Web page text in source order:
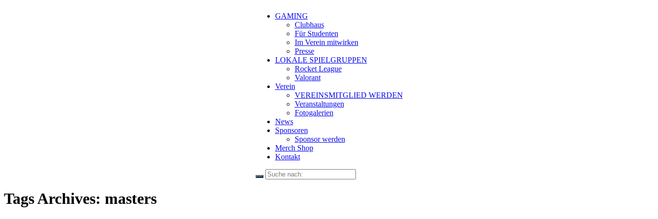
GAMING
Clubhaus
Für Studenten
Im Verein mitwirken
Presse
LOKALE SPIELGRUPPEN
Rocket League
Valorant
Verein
VEREINSMITGLIED WERDEN
Veranstaltungen
Fotogalerien
News
Sponsoren
Sponsor werden
Merch Shop
Kontakt
Tags Archives: masters